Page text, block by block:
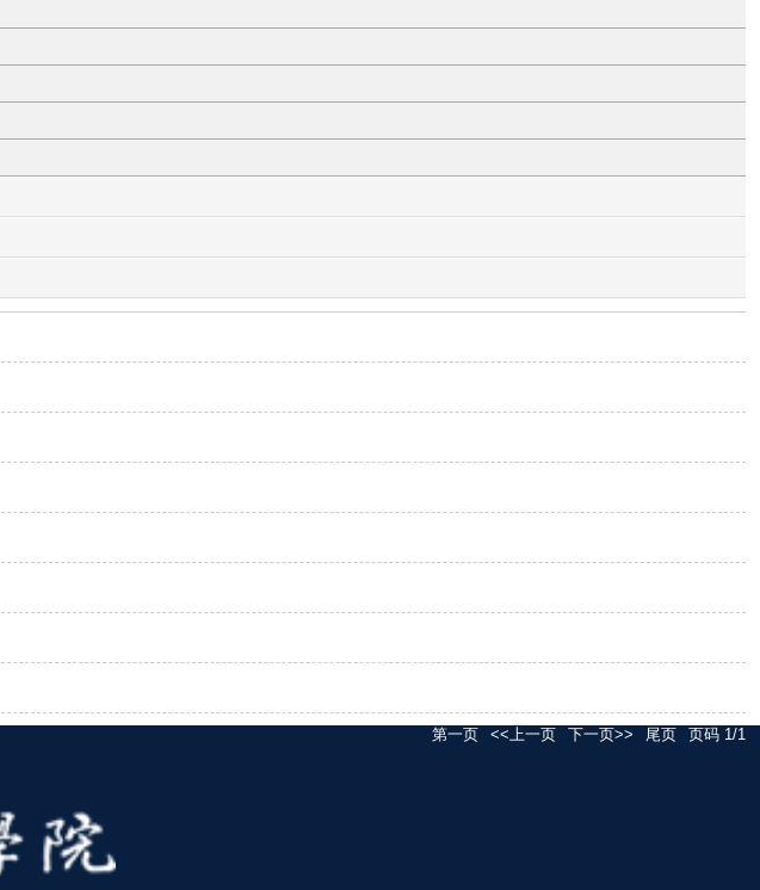
第一页 <<上一页 下一页>> 尾页 页码 1/1